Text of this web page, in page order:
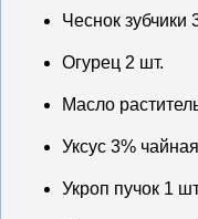
Чеснок зубчики
Огурец 2 шт.
Масло
Уксус 3%
Укроп пучок 1